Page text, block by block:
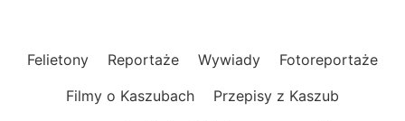
Felietony Reportaże Wywiady
Fotoreportaże
Filmy o Kaszubach
Przepisy z Kaszub